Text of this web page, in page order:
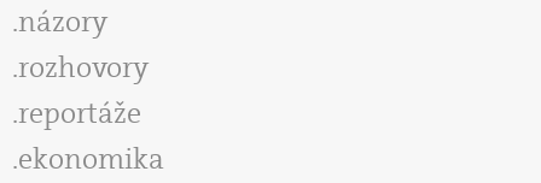
názory
rozhovory
reportáže
ekonomika